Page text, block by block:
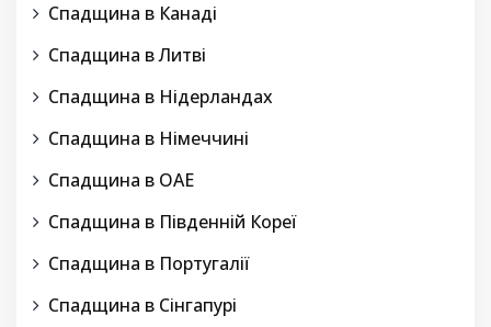
Спадщина в Канаді
Спадщина в Литві
Спадщина в Нідерландах
Спадщина в Німеччині
Спадщина в ОАЕ
Спадщина в Південній Кореї
Спадщина в Португалії
Спадщина в Сінгапурі